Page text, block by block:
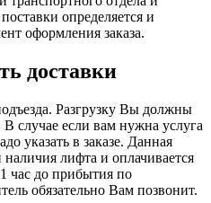
определяется и
оформления заказа.
доставки
Разгрузку Вы должны
В случае если вам нужна услуга
указать в заказе. Данная
лифта и оплачивается
час до прибытия по
обязательно Вам позвонит.